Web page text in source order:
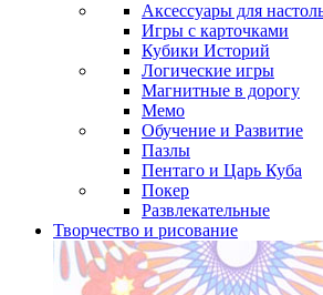
Аксессуары для
Игры с карточками
Кубики Историй
Логические игры
Магнитные в дорогу
Мемо
Обучение и Развитие
Пазлы
Пентаго и Царь Куба
Покер
Развлекательные
Творчество и рисование